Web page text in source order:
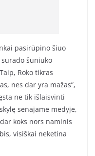
pasirūpino šiuo
šuniuko
Roko tikras
nes dar yra mažas”,
ne tik išlaisvinti
senajame medyje,
koks nors naminis
visiškai neketina